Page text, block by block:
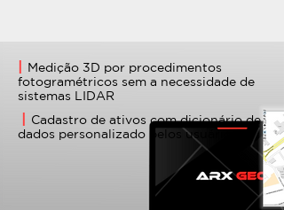
Medição 3D por procedimentos
fotogramétricos sem a necessidade de
sistemas LIDAR
Cadastro de ativos com dicionário de
dados personalizado pelos usuários